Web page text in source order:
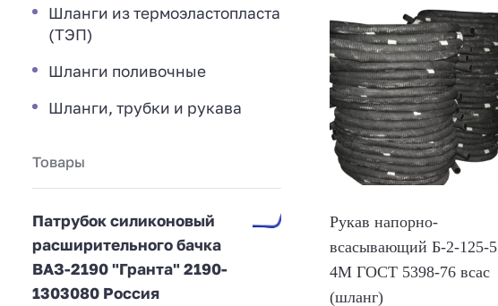
Рукав напорно-
всасывающий Б-2-125-5
4М ГОСТ 5398-76 всас
(шланг)
Шланги из термоэластопласта
(ТЭП)
Шланги поливочные
Шланги, трубки и рукава
Товары
Патрубок силиконовый
расширительного бачка
ВАЗ-2190 "Гранта" 2190-
1303080 Россия